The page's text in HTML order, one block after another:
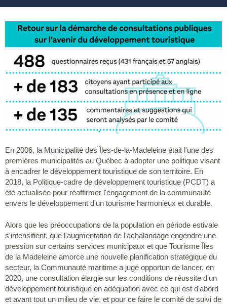
En 2006, la Municipalité des Îles-de-la-Madeleine était l'une des
premières municipalités au Québec à adopter une politique visant
à encadrer le développement touristique de son territoire. En
2018, la Politique-cadre de développement touristique (PCDT) a
été actualisée pour réaffirmer l'engagement de la communauté
envers le développement d'un tourisme harmonieux et durable.
Alors que les préoccupations de la population en période estivale
s'intensifient, que l'augmentation de l'achalandage engendre une
pression sur certains services municipaux et que Tourisme Îles
de la Madeleine amorce une nouvelle planification stratégique du
secteur, la Communauté maritime a jugé opportun de lancer, en
2020, une consultation élargie sur les conditions de réussite d'un
développement touristique en adéquation avec ce qui est d'abord
et avant tout un milieu de vie, et pour ce faire le comité de suivi de